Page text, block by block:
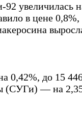
увеличилась
в цене 0,8%,
0,42%, до 15
(СУГи) — на